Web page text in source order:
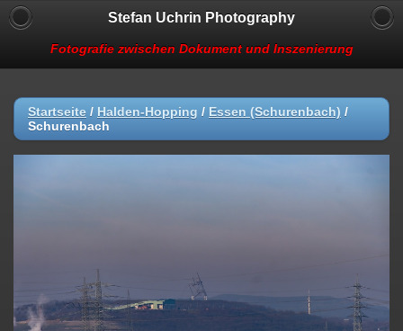
Stefan Uchrin Photography
Fotografie zwischen Dokument und Inszenierung
Startseite / Halden-Hopping / Essen (Schurenbach) /
Schurenbach